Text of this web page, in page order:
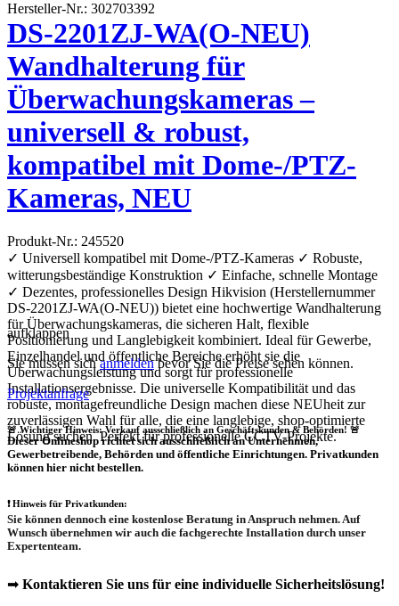
Hersteller-Nr.: 302703392
DS-2201ZJ-WA(O-NEU)
Wandhalterung für
Überwachungskameras –
universell & robust,
kompatibel mit Dome-/PTZ-
Kameras, NEU
Produkt-Nr.: 245520
✓ Universell kompatibel mit Dome-/PTZ-Kameras ✓ Robuste,
witterungsbeständige Konstruktion ✓ Einfache, schnelle Montage
✓ Dezentes, professionelles Design Hikvision (Herstellernummer
DS-2201ZJ-WA(O-NEU)) bietet eine hochwertige Wandhalterung
für Überwachungskameras, die sicheren Halt, flexible
Positionierung und Langlebigkeit kombiniert. Ideal für Gewerbe,
Einzelhandel und öffentliche Bereiche erhöht sie die
Überwachungsleistung und sorgt für professionelle
Installationsergebnisse. Die universelle Kompatibilität und das
robuste, montagefreundliche Design machen diese NEUheit zur
zuverlässigen Wahl für alle, die eine langlebige, shop-optimierte
Lösung suchen. Perfekt für professionelle CCTV-Projekte.
aufklappen
Sie müssen sichanmeldenbevor Sie die Preise sehen können.
Projektanfrage
🚨 Wichtiger Hinweis: Verkauf ausschließlich an Geschäftskunden & Behörden! 🚨
Dieser Onlineshop richtet sichausschließlichan Unternehmen,
Gewerbetreibende, Behörden und öffentliche Einrichtungen. Privatkunden
können hier nicht bestellen.
❗Hinweis für Privatkunden:
Sie können dennoch eine kostenlose Beratung in Anspruch nehmen. Auf
Wunsch übernehmen wir auch die fachgerechte Installation durch unser
Expertenteam.
➡ Kontaktieren Sie uns für eine individuelle Sicherheitslösung!